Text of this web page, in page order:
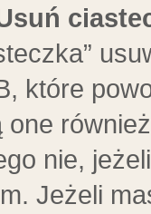
które
nie,
Jeżeli